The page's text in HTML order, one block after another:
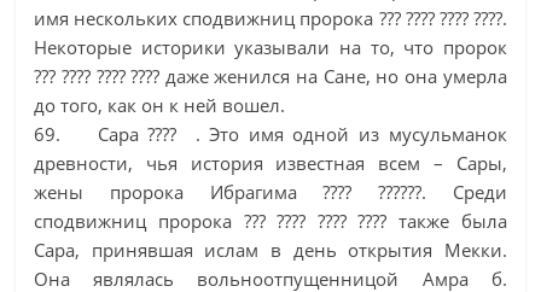
имя нескольких сподвижниц пророка ??? ???? ???? ????.
Некоторые историки указывали на то, что пророк
??? ???? ???? ???? даже женился на Сане, но она умерла
до того, как он к ней вошел.
69. Сара ???? . Это имя одной из мусульманок
древности, чья история известная всем – Сары,
жены пророка Ибрагима ???? ??????. Среди
сподвижниц пророка ??? ???? ???? ???? также была
Сара, принявшая ислам в день открытия Мекки.
Она являлась вольноотпущенницой Амра б.